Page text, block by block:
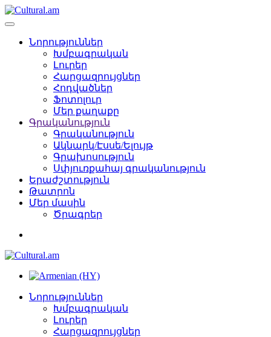
Նորություններ
Խմբագրական
Լուրեր
Հարցազրույցներ
Հոդվածներ
Ֆոտոլուր
Մեր քաղաքը
Գրականություն
Գրականություն
Ակնարկ/Էսսե/Ելույթ
Գրախոսություն
Սփյուռքահայ գրականություն
Երաժշտություն
Թատրոն
Մեր մասին
Ծրագրեր
Նորություններ
Խմբագրական
Լուրեր
Հարցազրույցներ